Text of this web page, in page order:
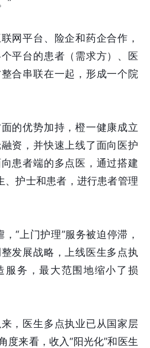
”
网平台、险企和药企合作，
平台的患者（需求方）、医
合串联在一起，形成一个院
的优势加持，橙一健康成立
资，并快速上线了面向医护
患者端的多点医，通过搭建
、护士和患者，进行患者管理
“上门护理”服务被迫停滞，
发展战略，上线医生多点执
服务，最大范围地缩小了损
，医生多点执业已从国家层
度来看，收入“阳光化”和医生